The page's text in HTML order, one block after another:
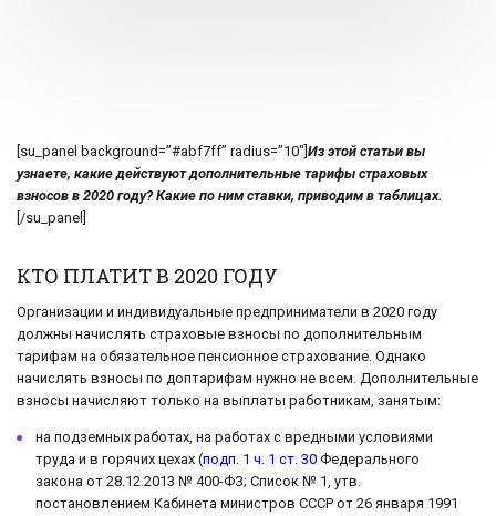
[su_panel background=”#abf7ff” radius=”10″] Из этой статьи вы
узнаете, какие действуют дополнительные тарифы страховых
взносов в 2020 году? Какие по ним ставки, приводим в таблицах.
[/su_panel]
КТО ПЛАТИТ В 2020 ГОДУ
Организации и индивидуальные предприниматели в 2020 году
должны начислять страховые взносы по дополнительным
тарифам на обязательное пенсионное страхование. Однако
начислять взносы по доптарифам нужно не всем. Дополнительные
взносы начисляют только на выплаты работникам, занятым:
на подземных работах, на работах с вредными условиями
труда и в горячих цехах (подп. 1 ч. 1 ст. 30 Федерального
закона от 28.12.2013 № 400-ФЗ; Список № 1, утв.
постановлением Кабинета министров СССР от 26 января 1991